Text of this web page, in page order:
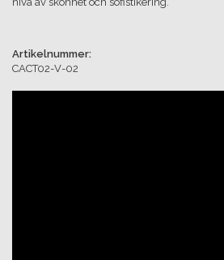
Artikelnummer:
CACT02-V-02